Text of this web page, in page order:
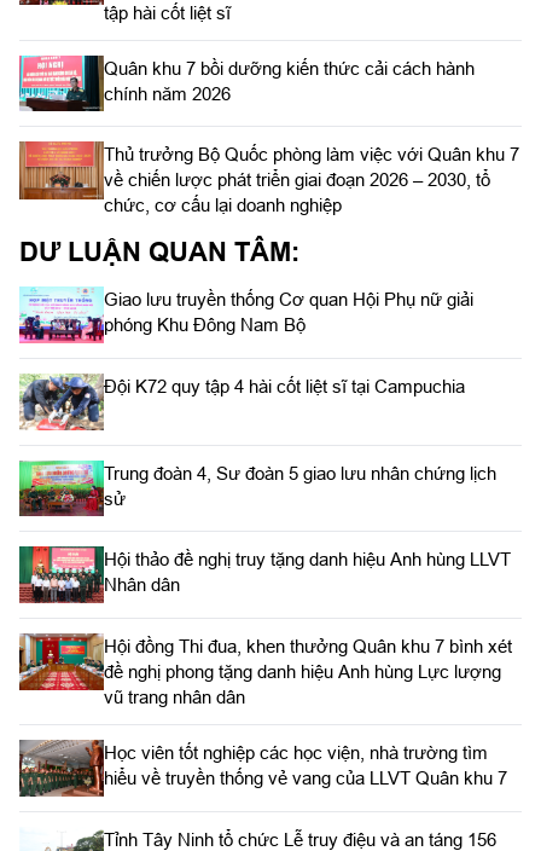
tập hài cốt liệt sĩ
Quân khu 7 bồi dưỡng kiến thức cải cách hành
chính năm 2026
Thủ trưởng Bộ Quốc phòng làm việc với Quân khu 7
về chiến lược phát triển giai đoạn 2026 – 2030, tổ
chức, cơ cấu lại doanh nghiệp
DƯ LUẬN QUAN TÂM:
Giao lưu truyền thống Cơ quan Hội Phụ nữ giải
phóng Khu Đông Nam Bộ
Đội K72 quy tập 4 hài cốt liệt sĩ tại Campuchia
Trung đoàn 4, Sư đoàn 5 giao lưu nhân chứng lịch
sử
Hội thảo đề nghị truy tặng danh hiệu Anh hùng LLVT
Nhân dân
Hội đồng Thi đua, khen thưởng Quân khu 7 bình xét
đề nghị phong tặng danh hiệu Anh hùng Lực lượng
vũ trang nhân dân
Học viên tốt nghiệp các học viện, nhà trường tìm
hiểu về truyền thống vẻ vang của LLVT Quân khu 7
​Tỉnh Tây Ninh tổ chức Lễ truy điệu và an táng 156